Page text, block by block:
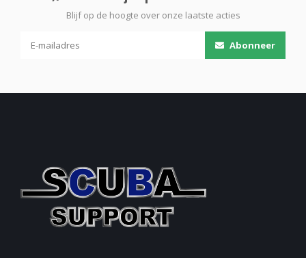
Blijf op de hoogte over onze laatste acties
Abonneer